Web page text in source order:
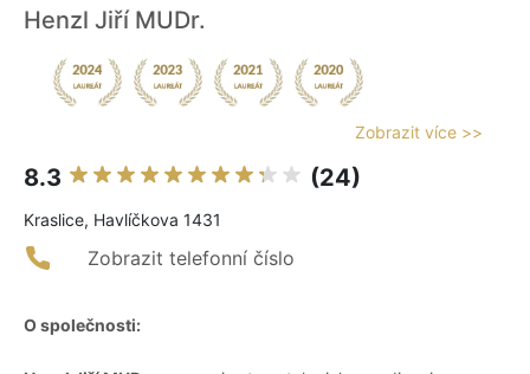
Henzl Jiří MUDr.
Zobrazit více >>
8.3 (24)
Kraslice, Havlíčkova 1431
Zobrazit telefonní číslo
O společnosti: